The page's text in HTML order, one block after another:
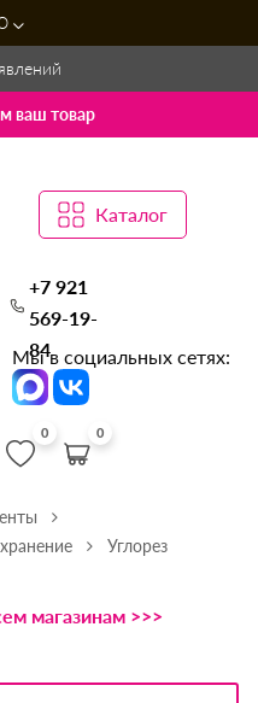
ваш товар
Каталог
+7 921
569-19-
84
Мы в социальных сетях:
0 0
Углорез
магазинам >>>